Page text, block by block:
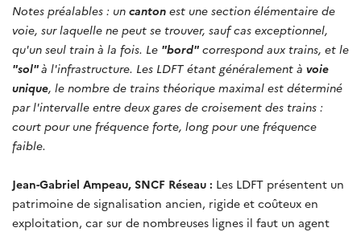
Notes préalables : un canton est une section élémentaire de
voie, sur laquelle ne peut se trouver, sauf cas exceptionnel,
qu'un seul train à la fois. Le "bord" correspond aux trains, et le
"sol"à l'infrastructure. Les LDFT étant généralement à voie
unique, le nombre de trains théorique maximal est déterminé
par l'intervalle entre deux gares de croisement des trains :
court pour une fréquence forte, long pour une fréquence
faible.
Jean-Gabriel Ampeau, SNCF Réseau : Les LDFT présentent un
patrimoine de signalisation ancien, rigide et coûteux en
exploitation, car sur de nombreuses lignes il faut un agent